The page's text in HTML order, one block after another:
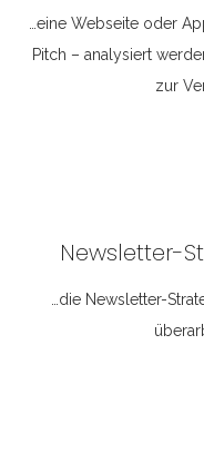
…eine Webseite oder
Pitch – analysiert
zur
Newsletter-
…die Newsletter-